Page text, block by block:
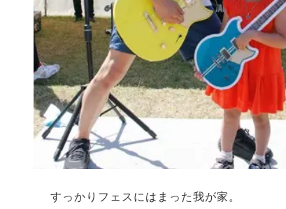
すっかりフェスにはまった我が家。